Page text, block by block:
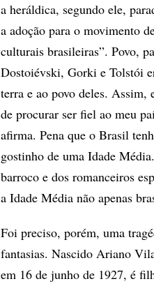
a heráldica, segundo ele,
a adoção para o movimento
culturais brasileiras”. Povo,
Dostoiévski, Gorki e Tolstói
terra e ao povo deles.
de procurar ser fiel ao meu
afirma. Pena que o Brasil
gostinho de uma Idade
barroco e dos romanceiros
a Idade Média não apenas
Foi preciso, porém, uma
fantasias. Nascido Ariano
em 16 de junho de 1927, é